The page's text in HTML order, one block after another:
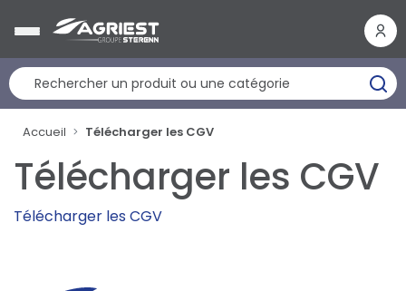
Accueil Télécharger les CGV
Télécharger les CGV
Télécharger les CGV